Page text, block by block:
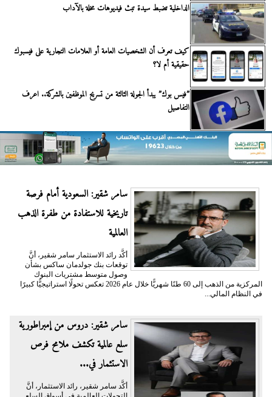
الداخلية تضبط سيدة تبث فيديوهات مخلة بالآداب
كيف تعرف أن الشخصيات العامة أو العلامات التجارية على فيسبوك
حقيقية أم لا؟
”فيس بوك” يبدأ الجولة الثالثة من تسريح الموظفين بالشركة.. اعرف
التفاصيل
سامر شقير: السعودية أمام فرصة
تاريخية للاستفادة من طفرة الذهب
العالمية
أكَّد رائد الاستثمار سامر شقير، أنَّ
توقعات بنك جولدمان ساكس بشأن
وصول متوسط مشتريات البنوك
المركزية من الذهب إلى 60 طنًا شهريًّا خلال عام 2026 تعكس تحولًا استراتيجيًّا كبيرًا
في النظام المالي...
سامر شقير: دروس من إمبراطورية
سلع عالمية تكشف ملامح فرص
الاستثمار في...
أكَّد سامر شقير، رائد الاستثمار، أنَّ